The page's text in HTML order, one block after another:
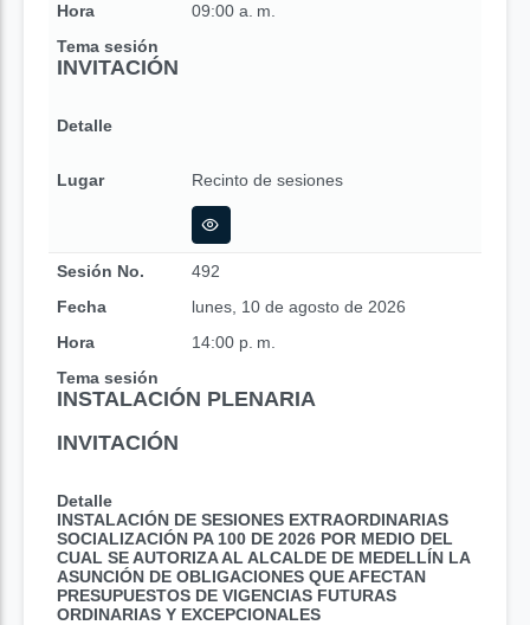
Hora
09:00 a. m.
Tema sesión
INVITACIÓN
Detalle
Lugar Recinto de sesiones
Sesión No.
492
Fecha
lunes, 10 de agosto de 2026
Hora
14:00 p. m.
Tema sesión
INSTALACIÓN PLENARIA
INVITACIÓN
Detalle
INSTALACIÓN DE SESIONES EXTRAORDINARIAS
SOCIALIZACIÓN PA 100 DE 2026 POR MEDIO DEL
CUAL SE AUTORIZA AL ALCALDE DE MEDELLÍN LA
ASUNCIÓN DE OBLIGACIONES QUE AFECTAN
PRESUPUESTOS DE VIGENCIAS FUTURAS
ORDINARIAS Y EXCEPCIONALES